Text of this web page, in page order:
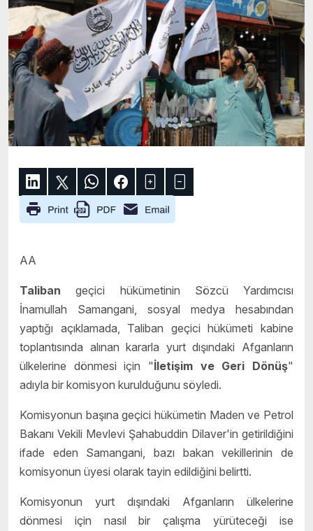
AA
Taliban geçici hükümetinin Sözcü Yardımcısı
İnamullah Samangani, sosyal medya hesabından
yaptığı açıklamada, Taliban geçici hükümeti kabine
toplantısında alınan kararla yurt dışındaki Afganların
ülkelerine dönmesi için "İletişim ve Geri Dönüş"
adıyla bir komisyon kurulduğunu söyledi.
Komisyonun başına geçici hükümetin Maden ve Petrol
Bakanı Vekili Mevlevi Şahabuddin Dilaver'in getirildiğini
ifade eden Samangani, bazı bakan vekillerinin de
komisyonun üyesi olarak tayin edildiğini belirtti.
Komisyonun yurt dışındaki Afganların ülkelerine
dönmesi için nasıl bir çalışma yürüteceği ise